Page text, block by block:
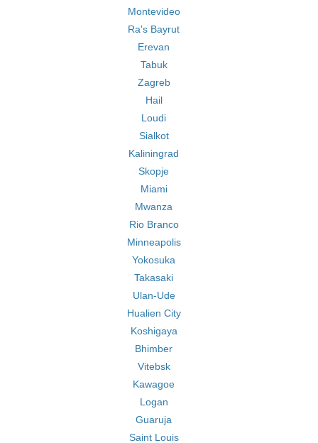
Montevideo
Ra's Bayrut
Erevan
Tabuk
Zagreb
Hail
Loudi
Sialkot
Kaliningrad
Skopje
Miami
Mwanza
Rio Branco
Minneapolis
Yokosuka
Takasaki
Ulan-Ude
Hualien City
Koshigaya
Bhimber
Vitebsk
Kawagoe
Logan
Guaruja
Saint Louis